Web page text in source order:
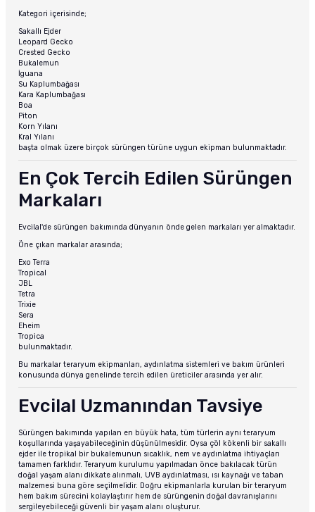
Kategori içerisinde;
Sakallı Ejder
Leopard Gecko
Crested Gecko
Bukalemun
İguana
Su Kaplumbağası
Kara Kaplumbağası
Boa
Piton
Korn Yılanı
Kral Yılanı
başta olmak üzere birçok sürüngen türüne uygun ekipman bulunmaktadır.
En Çok Tercih Edilen Sürüngen
Markaları
Evcilal'de sürüngen bakımında dünyanın önde gelen markaları yer almaktadır.
Öne çıkan markalar arasında;
Exo Terra
Tropical
JBL
Tetra
Trixie
Sera
Eheim
Tropica
bulunmaktadır.
Bu markalar teraryum ekipmanları, aydınlatma sistemleri ve bakım ürünleri
konusunda dünya genelinde tercih edilen üreticiler arasında yer alır.
Evcilal Uzmanından Tavsiye
Sürüngen bakımında yapılan en büyük hata, tüm türlerin aynı teraryum
koşullarında yaşayabileceğinin düşünülmesidir. Oysa çöl kökenli bir sakallı
ejder ile tropikal bir bukalemunun sıcaklık, nem ve aydınlatma ihtiyaçları
tamamen farklıdır. Teraryum kurulumu yapılmadan önce bakılacak türün
doğal yaşam alanı dikkate alınmalı, UVB aydınlatması, ısı kaynağı ve taban
malzemesi buna göre seçilmelidir. Doğru ekipmanlarla kurulan bir teraryum
hem bakım sürecini kolaylaştırır hem de sürüngenin doğal davranışlarını
sergileyebileceği güvenli bir yaşam alanı oluşturur.